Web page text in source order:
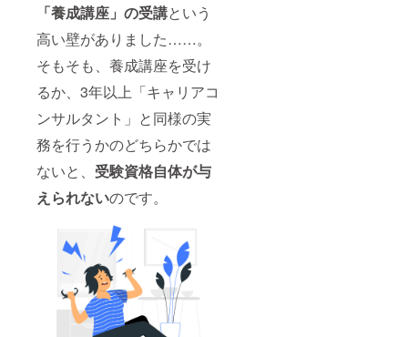
「養成講座」の受講という
高い壁がありました……。
そもそも、養成講座を受け
るか、3年以上「キャリアコ
ンサルタント」と同様の実
務を行うかのどちらかでは
ないと、 受験資格自体が与
えられないのです。